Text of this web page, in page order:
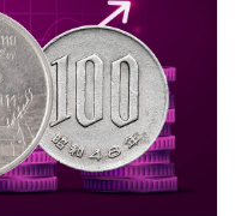
WEALTH
จ ธุรกิจ และการลงทุน โดย